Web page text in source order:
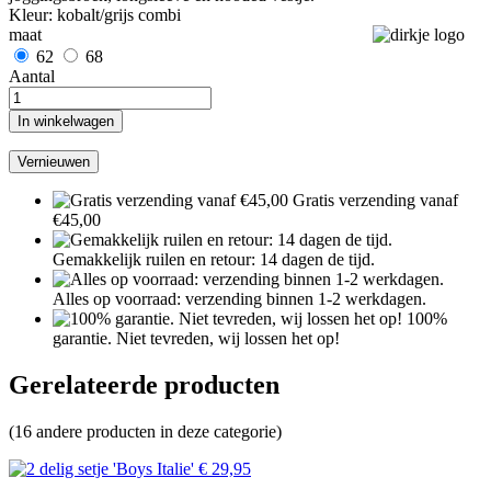
Kleur: kobalt/grijs combi
maat
62
68
Aantal
In winkelwagen
Gratis verzending vanaf
€45,00
Gemakkelijk ruilen en retour: 14 dagen de tijd.
Alles op voorraad: verzending binnen 1-2 werkdagen.
100%
garantie. Niet tevreden, wij lossen het op!
Gerelateerde producten
(16 andere producten in deze categorie)